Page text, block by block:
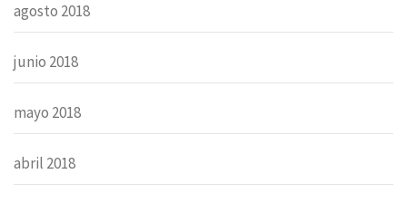
agosto 2018
junio 2018
mayo 2018
abril 2018